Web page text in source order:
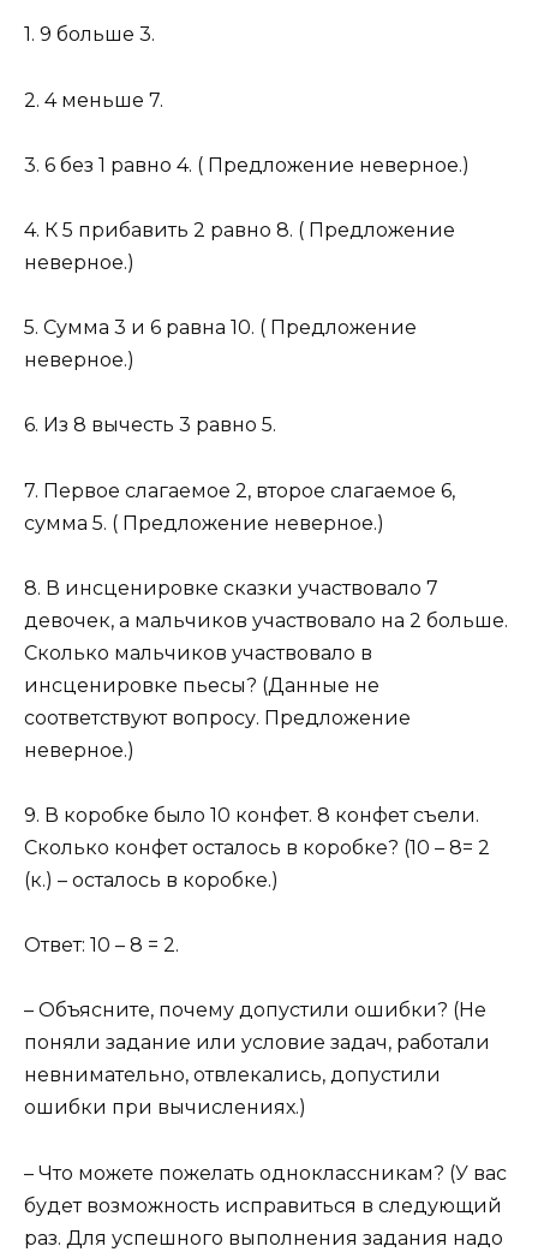
1. 9 больше 3.
2. 4 меньше 7.
3. 6 без 1 равно 4. ( Предложение неверное.)
4. К 5 прибавить 2 равно 8. ( Предложение
неверное.)
5. Сумма 3 и 6 равна 10. ( Предложение
неверное.)
6. Из 8 вычесть 3 равно 5.
7. Первое слагаемое 2, второе слагаемое 6,
сумма 5. ( Предложение неверное.)
8. В инсценировке сказки участвовало 7
девочек, а мальчиков участвовало на 2 больше.
Сколько мальчиков участвовало в
инсценировке пьесы? (Данные не
соответствуют вопросу. Предложение
неверное.)
9. В коробке было 10 конфет. 8 конфет съели.
Сколько конфет осталось в коробке? (10 – 8= 2
(к.) – осталось в коробке.)
Ответ: 10 – 8 = 2.
– Объясните, почему допустили ошибки? (Не
поняли задание или условие задач, работали
невнимательно, отвлекались, допустили
ошибки при вычислениях.)
– Что можете пожелать одноклассникам? (У вас
будет возможность исправиться в следующий
раз. Для успешного выполнения задания надо